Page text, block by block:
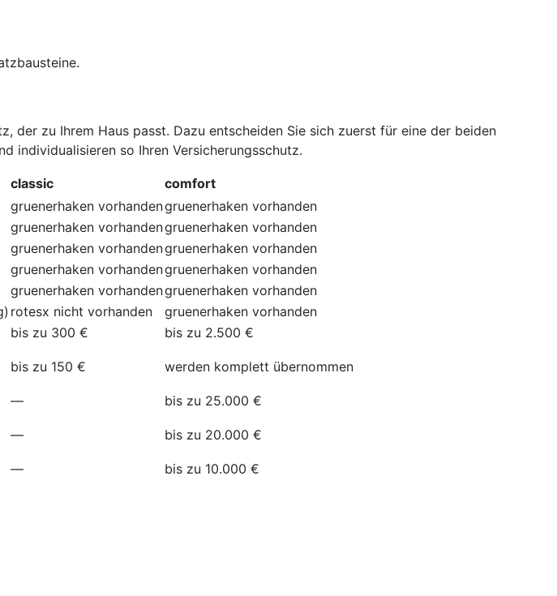
.
der zu Ihrem Haus passt. Dazu entscheiden Sie sich zuerst für eine der beiden
individualisieren so Ihren Versicherungsschutz.
classic
comfort
gruenerhaken vorhandengruenerhaken vorhanden
gruenerhaken vorhandengruenerhaken vorhanden
gruenerhaken vorhandengruenerhaken vorhanden
gruenerhaken vorhandengruenerhaken vorhanden
gruenerhaken vorhandengruenerhaken vorhanden
rotesx nicht vorhanden gruenerhaken vorhanden
bis zu 300 € bis zu 2.500 €
bis zu 150 € werden komplett übernommen
— bis zu 25.000 €
— bis zu 20.000 €
— bis zu 10.000 €